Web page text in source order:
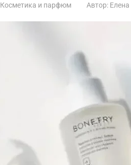
Косметика и парфюм Автор: